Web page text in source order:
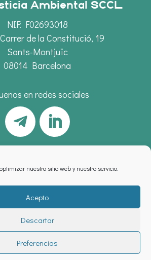
nuestro sitio web y nuestro servicio.
Acepto
Descartar
Preferencias
Ambiental SCCL
NIF: F02693018
de la Constitució, 19
Sants-Montjuïc
08014 Barcelona
en redes sociales
política de privacidad